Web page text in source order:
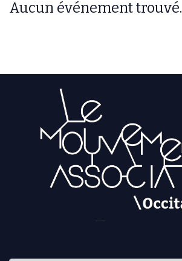
Aucun événement trouvé.